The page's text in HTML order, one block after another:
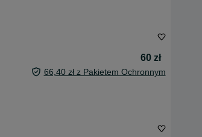
60 zł
66,40 zł z Pakietem Ochronnym